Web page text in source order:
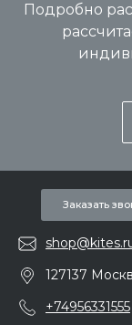
Подробно
Заказать
127137
+74956331555